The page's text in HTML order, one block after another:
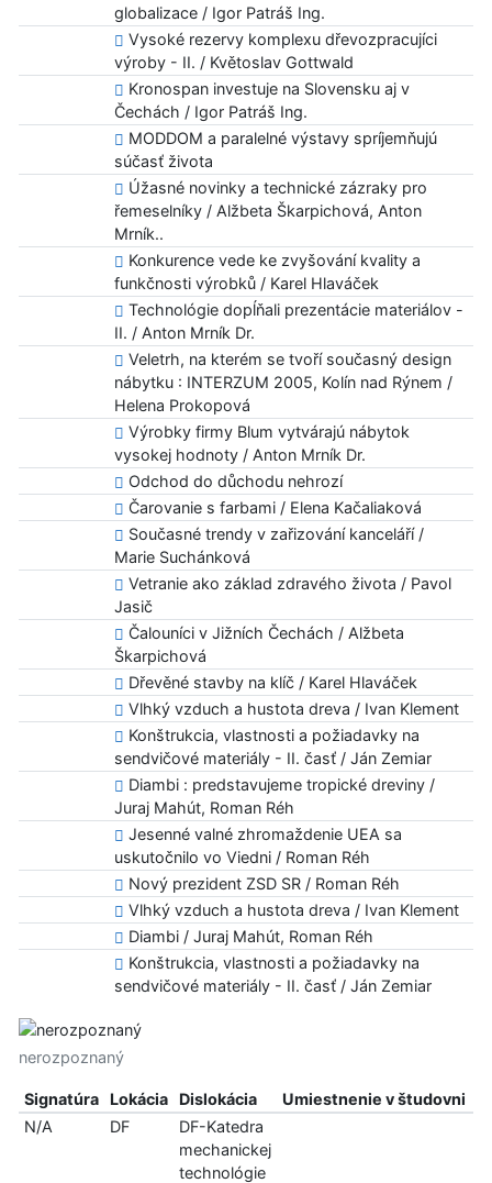
globalizace / Igor Patráš Ing.
Vysoké rezervy komplexu dřevozpracujíci
výroby - II. / Květoslav Gottwald
Kronospan investuje na Slovensku aj v
Čechách / Igor Patráš Ing.
MODDOM a paralelné výstavy spríjemňujú
súčasť života
Úžasné novinky a technické zázraky pro
řemeselníky / Alžbeta Škarpichová, Anton
Mrník..
Konkurence vede ke zvyšování kvality a
funkčnosti výrobků / Karel Hlaváček
Technológie dopĺňali prezentácie materiálov -
II. / Anton Mrník Dr.
Veletrh, na kterém se tvoří současný design
nábytku : INTERZUM 2005, Kolín nad Rýnem /
Helena Prokopová
Výrobky firmy Blum vytvárajú nábytok
vysokej hodnoty / Anton Mrník Dr.
Odchod do důchodu nehrozí
Čarovanie s farbami / Elena Kačaliaková
Současné trendy v zařizování kanceláří /
Marie Suchánková
Vetranie ako základ zdravého života / Pavol
Jasič
Čalouníci v Jižních Čechách / Alžbeta
Škarpichová
Dřevěné stavby na klíč / Karel Hlaváček
Vlhký vzduch a hustota dreva / Ivan Klement
Konštrukcia, vlastnosti a požiadavky na
sendvičové materiály - II. časť / Ján Zemiar
Diambi : predstavujeme tropické dreviny /
Juraj Mahút, Roman Réh
Jesenné valné zhromaždenie UEA sa
uskutočnilo vo Viedni / Roman Réh
Nový prezident ZSD SR / Roman Réh
Vlhký vzduch a hustota dreva / Ivan Klement
Diambi / Juraj Mahút, Roman Réh
Konštrukcia, vlastnosti a požiadavky na
sendvičové materiály - II. časť / Ján Zemiar
nerozpoznaný
Signatúra Lokácia Dislokácia Umiestnenie v študovni
N/A
DF
DF-Katedra
mechanickej
technológie